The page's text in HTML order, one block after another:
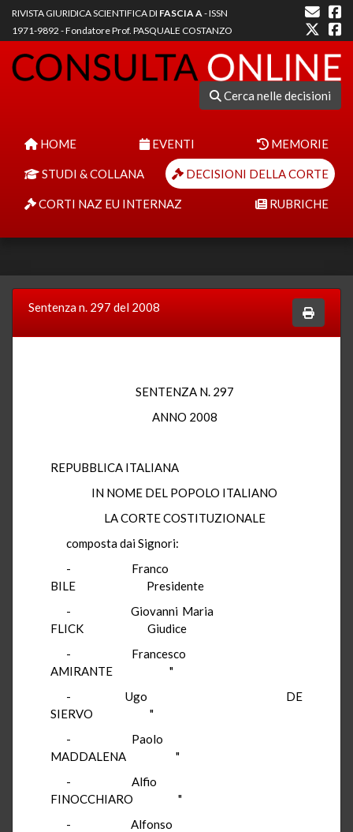
RIVISTA GIURIDICA SCIENTIFICA DI FASCIA A- ISSN
1971-9892 - Fondatore Prof. PASQUALE COSTANZO
Cerca nelle decisioni
HOME EVENTI MEMORIE
STUDI & COLLANA DECISIONI DELLA CORTE
CORTI NAZ EU INTERNAZ RUBRICHE
Sentenza n. 297 del 2008
SENTENZA N. 297
ANNO 2008
REPUBBLICA ITALIANA
IN NOME DEL POPOLO ITALIANO
LA CORTE COSTITUZIONALE
composta dai Signori:
- Franco
BILE Presidente
- Giovanni Maria
FLICK Giudice
- Francesco
AMIRANTE "
- Ugo DE
SIERVO "
- Paolo
MADDALENA "
- Alfio
FINOCCHIARO "
- Alfonso